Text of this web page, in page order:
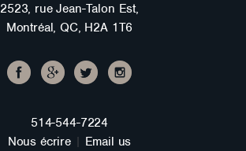
2523, rue Jean-Talon Est,
Montréal, QC, H2A 1T6
514-544-7224
Nous écrire| Email us
FINANCING
Mounaim Azmi